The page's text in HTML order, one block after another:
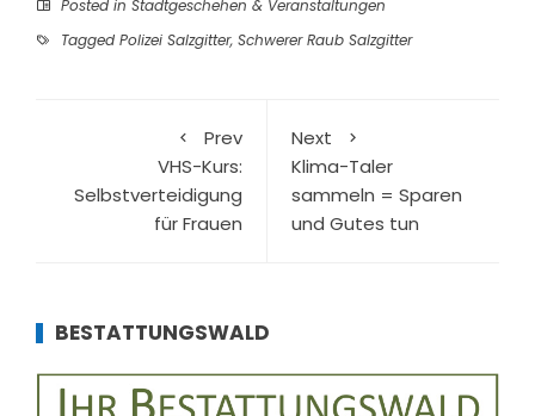
Posted in Stadtgeschehen & Veranstaltungen
Tagged Polizei Salzgitter, Schwerer Raub Salzgitter
Prev
VHS-Kurs:
Selbstverteidigung
für Frauen
Next
Klima-Taler
sammeln = Sparen
und Gutes tun
BESTATTUNGSWALD